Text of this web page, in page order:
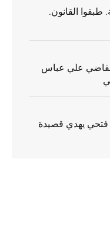
طبقوا القانون.
علي عباس
يهدي قصيدة